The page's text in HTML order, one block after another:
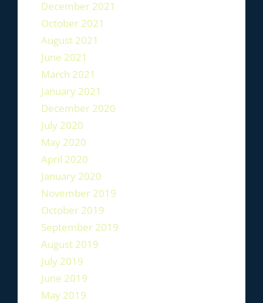
December 2021
October 2021
August 2021
June 2021
March 2021
January 2021
December 2020
July 2020
May 2020
April 2020
January 2020
November 2019
October 2019
September 2019
August 2019
July 2019
June 2019
May 2019